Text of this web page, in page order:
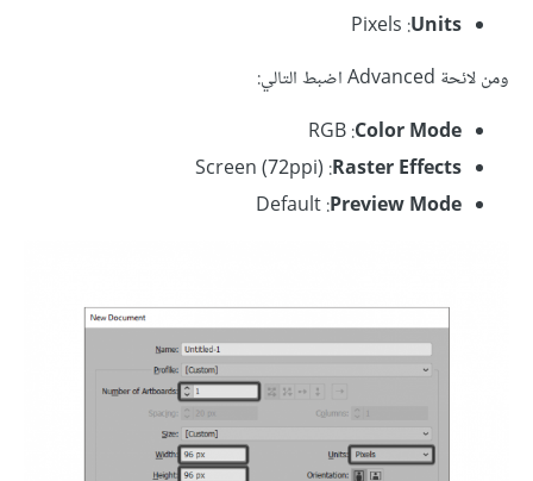
Units
:‏ ‏Pixels
ومن لائحة Advanced اضبط التالي:
Color Mode‏
:‏ RGB
Raster Effects‏
:‏‏ (Screen (72ppi
Preview Mode‏
:‏ Default